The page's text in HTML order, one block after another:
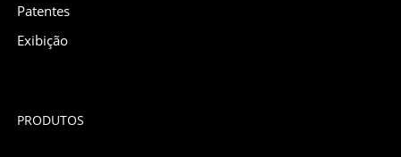
Patentes
Exibição
PRODUTOS